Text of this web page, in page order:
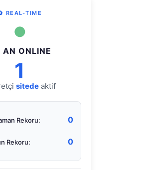
REAL-TIME
●
AN ONLINE
1
sitedeaktif
Rekoru: 0
Rekoru: 0